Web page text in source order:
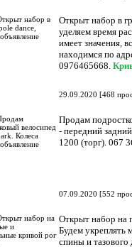
Открыт набор в
уделяем время
имеет значения,
находимся по
0976465668.
29.09.2020 [468
Продам
- передний
1200 (торг). 067
07.09.2020 [552
Открыт набор на
Будем укреплять
спины и